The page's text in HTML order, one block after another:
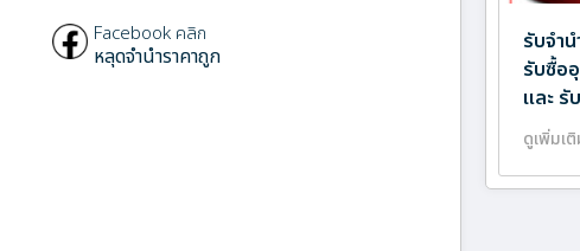
Facebook คลิก
หลุดจำนำราคาถูก
รับจำ
รับซื้อ
และ รั
ดูเพิ่มเ